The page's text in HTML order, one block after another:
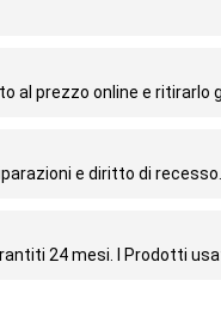
al prezzo online e ritirarlo
e diritto di recesso.
24 mesi. I Prodotti